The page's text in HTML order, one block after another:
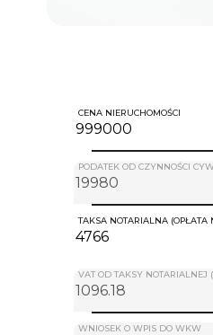
CENA NIERUCHOMOŚCI
PODATEK OD CZYNNOŚCI
TAKSA NOTARIALNA (OPŁATA
VAT OD TAKSY NOTARIALNEJ
WNIOSEK O WPIS DO WKW